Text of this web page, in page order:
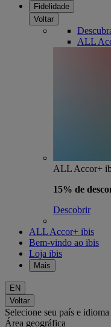
Fidelidade
Voltar
ALL
ALL Accor+
15% de
Descobrir
ALL Accor+ ibis
Bem-vindo ao ibis
Loja ibis
Mais
EN
Voltar
Selecione seu país e
Área geográfica